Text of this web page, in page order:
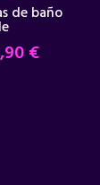
de baño
€El